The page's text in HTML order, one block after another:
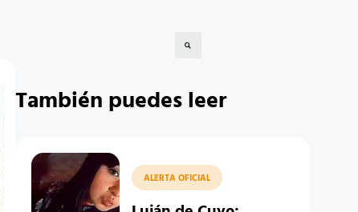
También puedes leer
ALERTA OFICIAL